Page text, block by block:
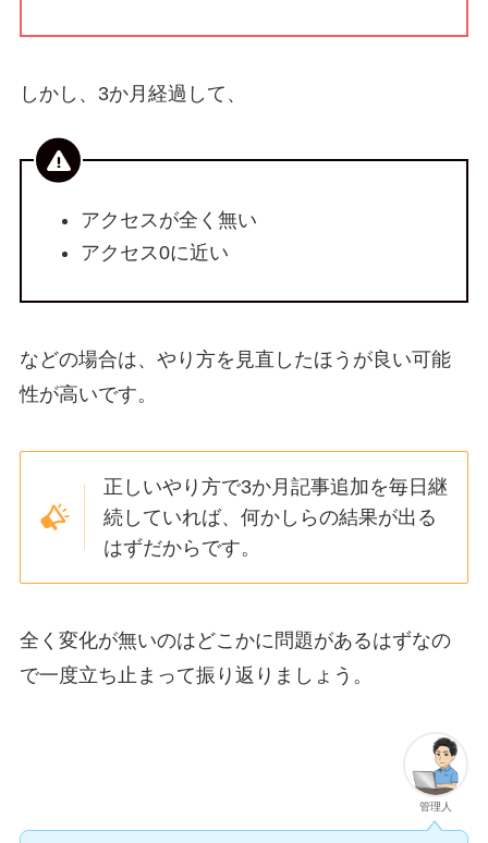
しかし、3か月経過して、
アクセスが全く無い
アクセス0に近い
などの場合は、やり方を 見直したほうが良い可能
性が高いです。
正しいやり方で3か月記事追加を毎日継
続していれば、何かしらの結果が出る
はずだからです。
全く変化が無いのは どこかに問題があるはずなの
で一度立ち止まって振り返りましょう。
管理人